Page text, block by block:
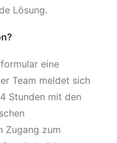
Lösung.
eine
Team meldet sich
Stunden mit den
Zugang zum